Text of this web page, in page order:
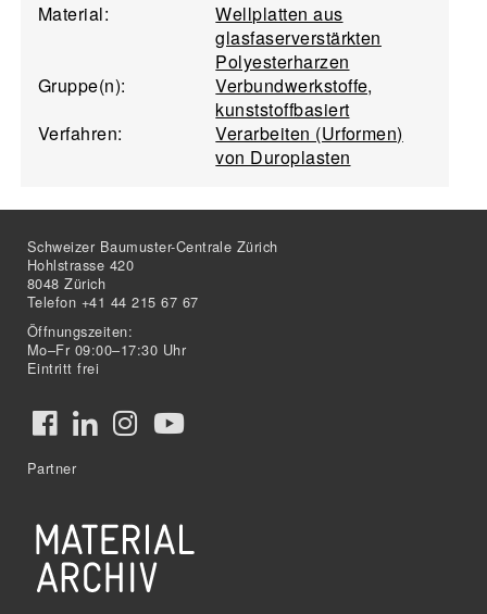
Material:
Wellplatten aus
glasfaserverstärkten
Polyesterharzen
Gruppe(n):
Verbundwerkstoffe,
kunststoffbasiert
Verfahren:
Verarbeiten (Urformen)
von Duroplasten
Schweizer Baumuster-Centrale Zürich
Hohlstrasse 420
8048 Zürich
Telefon +41 44 215 67 67
Öffnungszeiten:
Mo–Fr 09:00–17:30 Uhr
Eintritt frei
Partner